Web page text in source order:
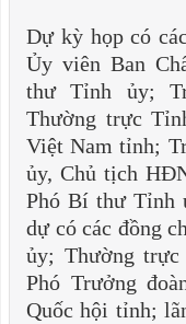
Dự kỳ họp có
Ủy viên Ban
thư Tỉnh ủy;
Thường trực
Việt Nam tỉnh;
ủy, Chủ tịch
Phó Bí thư Tỉnh
dự có các đồng
ủy; Thường
Phó Trưởng
Quốc hội tỉnh;